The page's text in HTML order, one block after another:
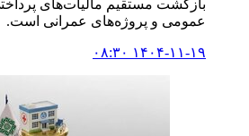
بازگشت مستقیم مالیات‌های
عمومی و پروژه‌های عمرانی است.
۱۴۰۴-۱۱-۱۹ ۰۸:۳۰